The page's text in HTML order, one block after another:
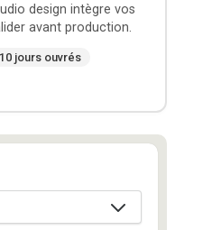
design intègre vos
avant production.
10 jours ouvrés